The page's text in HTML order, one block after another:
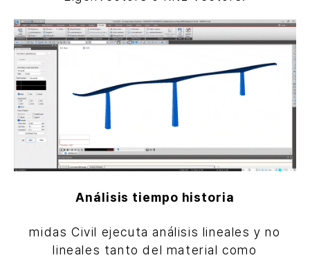
Análisis tiempo historia
midas Civil ejecuta análisis lineales y no
lineales tanto del material como